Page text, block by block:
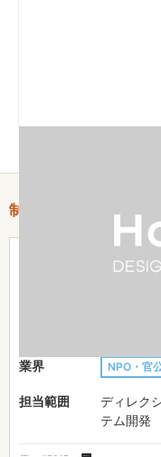
制作情報
501万
業界 NPO・官
担当範囲
ディレク
テム開発